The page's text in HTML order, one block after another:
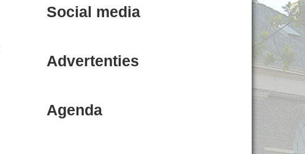
Social media
Advertenties
Agenda